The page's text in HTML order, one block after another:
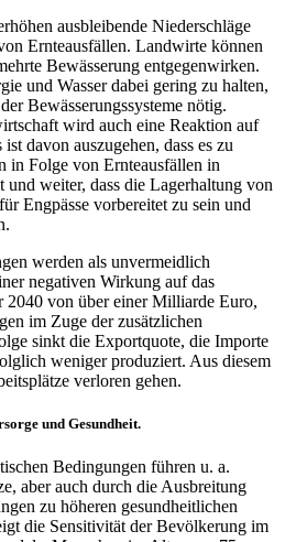
ausbleibende Niederschläge
Ernteausfällen. Landwirte können
Bewässerung entge­genwirken.
und Wasser dabei gering zu halten,
Bewässerungssysteme nötig.
wird auch eine Reaktion auf
davon auszugehen, dass es zu
in Folge von Ernteausfällen in
weiter, dass die Lagerhaltung von
Engpässe vorbereitet zu sein und
werden als unvermeidlich
negativen Wirkung auf das
2040 von über einer Milliarde Euro,
im Zuge der zusätzlichen
sinkt die Exportquote, die Importe
weniger produziert. Aus diesem
verloren gehen.
und Gesundheit.
Bedingungen führen u. a.
aber auch durch die Ausbreitung
zu höheren gesundheitli­chen
die Sensitivität der Bevölkerung im